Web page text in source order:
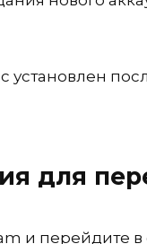
установлен
для
и перейдите в